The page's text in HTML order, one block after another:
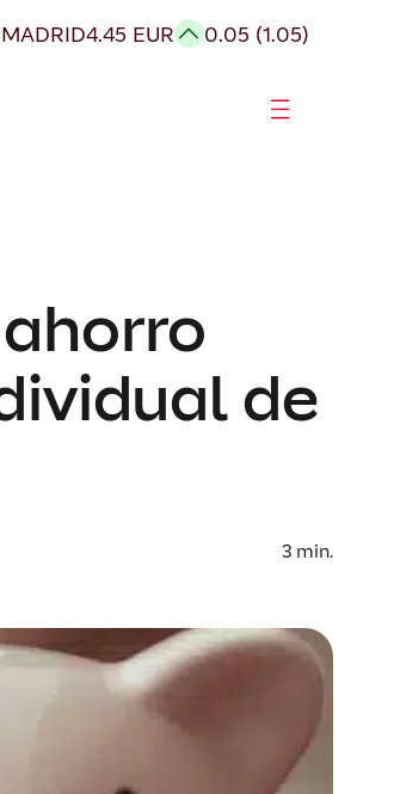
MADRID4.45 EUR 0.05 (1.05)
de
3 min.